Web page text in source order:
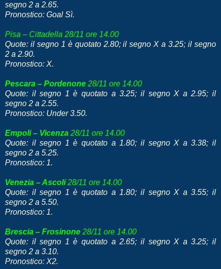
segno 2 a 2.65.
Pronostico: Goal Sì.
Pisa – Cittadella 28/11 ore 14.00
Quote: il segno 1 è quotato 2.80; il segno X a 3.25; il segno
2 a 2.90.
Pronostico: X.
Pescara – Pordenone 28/11 ore 14.00
Quote: il segno 1 è quotato a 3.25; il segno X a 2.95; il
segno 2 a 2.55.
Pronostico: Under 3.50.
Empoli – Vicenza 28/11 ore 14.00
Quote: il segno 1 è quotato a 1.80; il segno X a 3.38; il
segno 2 a 5.25.
Pronostico: 1.
Venezia – Ascoli28/11 ore 14.00
Quote: il segno 1 è quotato a 1.80; il segno X a 3.55; il
segno 2 a 5.50.
Pronostico: 1.
Brescia – Frosinone 28/11 ore 14.00
Quote: il segno 1 è quotato a 2.65; il segno X a 3.25; il
segno 2 a 3.10.
Pronostico: X2.